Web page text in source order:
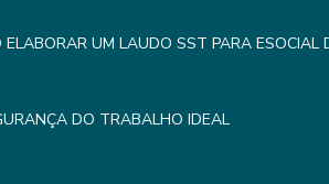
ELABORAR UM LAUDO SST PARA ESOCIAL
DO TRABALHO IDEAL